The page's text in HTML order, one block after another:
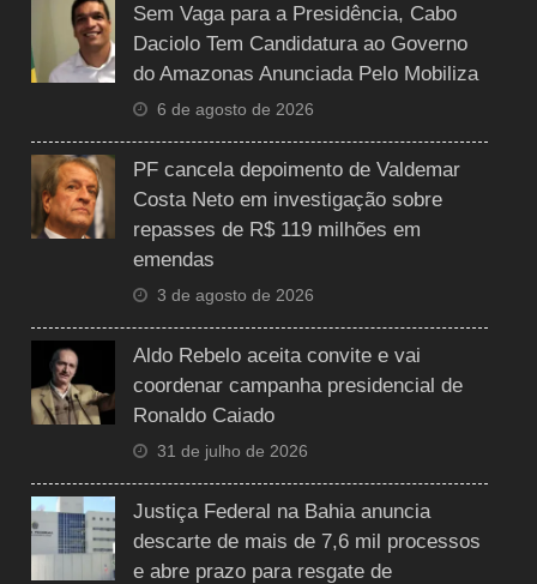
Sem Vaga para a Presidência, Cabo
Daciolo Tem Candidatura ao Governo
do Amazonas Anunciada Pelo Mobiliza
6 de agosto de 2026
PF cancela depoimento de Valdemar
Costa Neto em investigação sobre
repasses de R$ 119 milhões em
emendas
3 de agosto de 2026
Aldo Rebelo aceita convite e vai
coordenar campanha presidencial de
Ronaldo Caiado
31 de julho de 2026
Justiça Federal na Bahia anuncia
descarte de mais de 7,6 mil processos
e abre prazo para resgate de